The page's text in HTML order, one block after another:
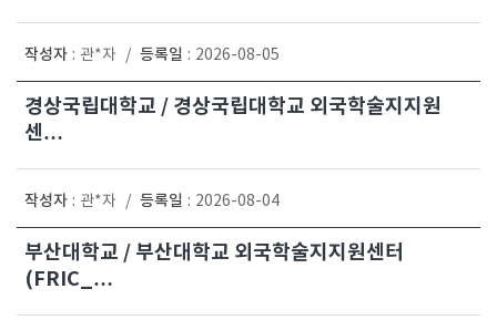
작성자 : 관*자 / 등록일 : 2026-08-05
경상국립대학교 / 경상국립대학교 외국학술지지원
센…
작성자 : 관*자 / 등록일 : 2026-08-04
부산대학교 / 부산대학교 외국학술지지원센터
(FRIC_…